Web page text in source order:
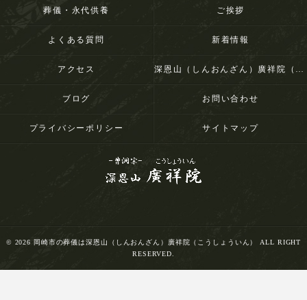
葬儀・永代供養 ご挨拶
よくある質問 新着情報
アクセス 深恩山（しんおんざん）廣祥院（こうしょういん）
ブログ お問い合わせ
プライバシーポリシー サイトマップ
© 2026 岡崎市の葬儀は深恩山（しんおんざん）廣祥院（こうしょういん） ALL RIGHT
RESERVED.